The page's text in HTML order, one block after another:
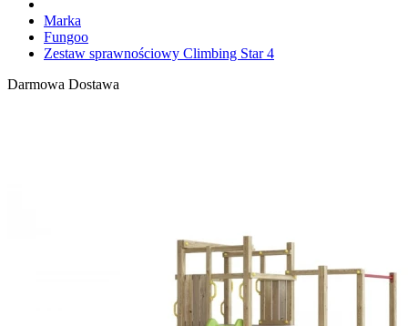
Marka
Fungoo
Zestaw sprawnościowy Climbing Star 4
Darmowa Dostawa